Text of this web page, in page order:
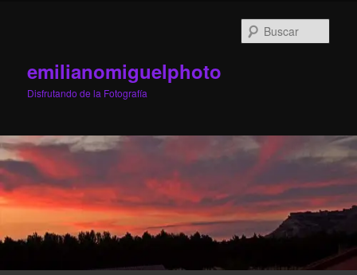
emilianomiguelphoto
Disfrutando de la Fotografía